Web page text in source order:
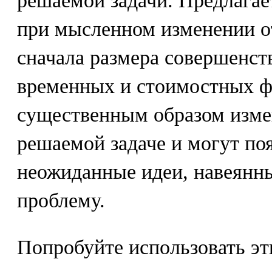
при мысленном изменении
сначала размера
временных и стоимостных
существенным образом
решаемой задаче и могут
неожиданные идеи,
проблему.
Попробуйте использовать